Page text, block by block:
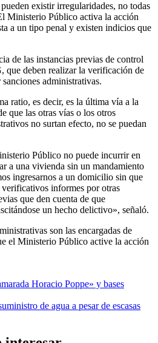
existir irregularidades, no todas
Ministerio Público activa la acción
a un tipo penal y existen indicios que
de las instancias previas de control
deben realizar la verificación de
administrativas.
ratio, es decir, es la última vía a la
que las otras vías o los otros
no surtan efecto, no se puedan
Público no puede incurrir en
a una vivienda sin un mandamiento
ingresarnos a un domicilio sin que
informes por otras
que den cuenta de que
un hecho delictivo», señaló.
son las encargadas de
el Ministerio Público active la acción
Horacio Poppe» y bases
de agua a pesar de escasas